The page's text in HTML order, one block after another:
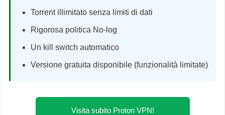
Torrent illimitato senza limiti di dati
Rigorosa politica No-log
Un kill switch automatico
Versione gratuita disponibile (funzionalità limitate)
Visita subito Proton VPN!